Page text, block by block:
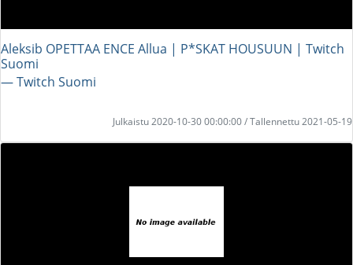
Aleksib OPETTAA ENCE Allua | P*SKAT HOUSUUN | Twitch
Suomi
― Twitch Suomi
Julkaistu 2020-10-30 00:00:00 / Tallennettu 2021-05-19